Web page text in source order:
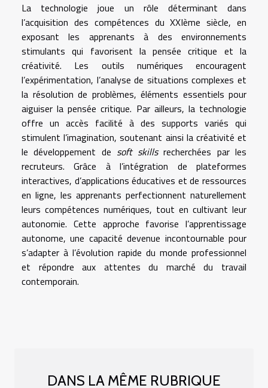
La technologie joue un rôle déterminant dans
l’acquisition des compétences du XXIème siècle, en
exposant les apprenants à des environnements
stimulants qui favorisent la pensée critique et la
créativité. Les outils numériques encouragent
l’expérimentation, l’analyse de situations complexes et
la résolution de problèmes, éléments essentiels pour
aiguiser la pensée critique. Par ailleurs, la technologie
offre un accès facilité à des supports variés qui
stimulent l’imagination, soutenant ainsi la créativité et
le développement de soft skillsrecherchées par les
recruteurs. Grâce à l’intégration de plateformes
interactives, d’applications éducatives et de ressources
en ligne, les apprenants perfectionnent naturellement
leurs compétences numériques, tout en cultivant leur
autonomie. Cette approche favorise l’apprentissage
autonome, une capacité devenue incontournable pour
s’adapter à l’évolution rapide du monde professionnel
et répondre aux attentes du marché du travail
contemporain.
DANS LA MÊME RUBRIQUE